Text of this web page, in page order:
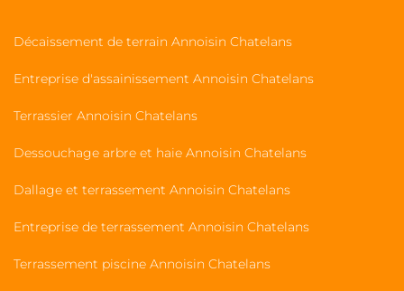
Décaissement de terrain Annoisin Chatelans
Entreprise d'assainissement Annoisin Chatelans
Terrassier Annoisin Chatelans
Dessouchage arbre et haie Annoisin Chatelans
Dallage et terrassement Annoisin Chatelans
Entreprise de terrassement Annoisin Chatelans
Terrassement piscine Annoisin Chatelans